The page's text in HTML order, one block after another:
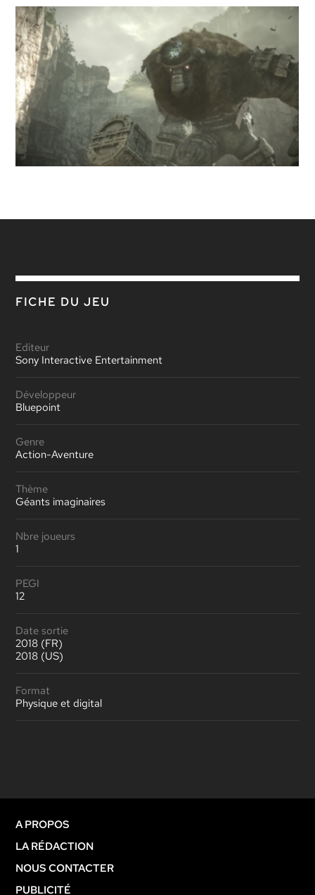
FICHE DU JEU
Editeur
Sony Interactive Entertainment
Développeur
Bluepoint
Genre
Action-Aventure
Thème
Géants imaginaires
Nbre joueurs
1
PEGI
12
Date sortie
2018 (FR)
2018 (US)
Format
Physique et digital
A PROPOS
LA RÉDACTION
NOUS CONTACTER
PUBLICITÉ